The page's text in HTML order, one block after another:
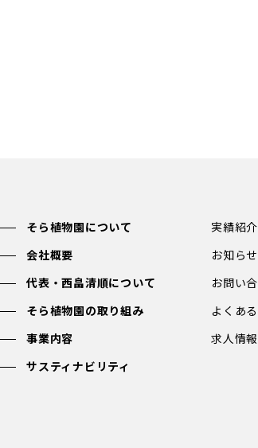
そら植物園について
会社概要
代表・西畠清順について
そら植物園の取り組み
事業内容
サスティナビリティ
実績紹介
お知らせ
お問い
よくあ
求人情報